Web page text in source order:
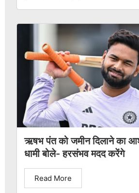
ऋषभ पंत को जमीन दिलाने का
धामी बोले- हरसंभव मदद करेंगे
Read More